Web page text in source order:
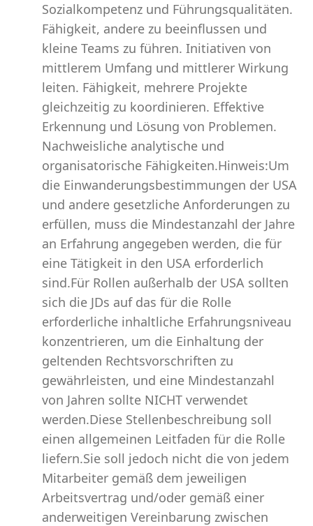
Sozialkompetenz und Führungsqualitäten.
Fähigkeit, andere zu beeinflussen und
kleine Teams zu führen. Initiativen von
mittlerem Umfang und mittlerer Wirkung
leiten. Fähigkeit, mehrere Projekte
gleichzeitig zu koordinieren. Effektive
Erkennung und Lösung von Problemen.
Nachweisliche analytische und
organisatorische Fähigkeiten.Hinweis:Um
die Einwanderungsbestimmungen der USA
und andere gesetzliche Anforderungen zu
erfüllen, muss die Mindestanzahl der Jahre
an Erfahrung angegeben werden, die für
eine Tätigkeit in den USA erforderlich
sind.Für Rollen außerhalb der USA sollten
sich die JDs auf das für die Rolle
erforderliche inhaltliche Erfahrungsniveau
konzentrieren, um die Einhaltung der
geltenden Rechtsvorschriften zu
gewährleisten, und eine Mindestanzahl
von Jahren sollte NICHT verwendet
werden.Diese Stellenbeschreibung soll
einen allgemeinen Leitfaden für die Rolle
liefern.Sie soll jedoch nicht die von jedem
Mitarbeiter gemäß dem jeweiligen
Arbeitsvertrag und/oder gemäß einer
anderweitigen Vereinbarung zwischen